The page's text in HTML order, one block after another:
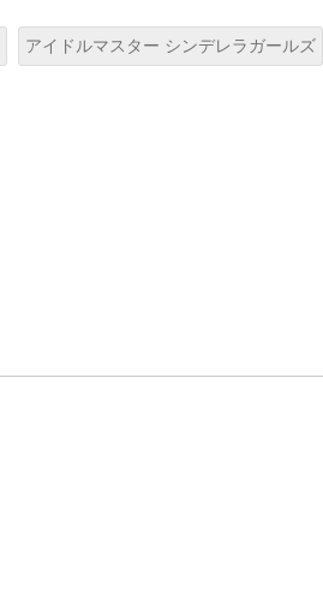
アイドルマスター シンデレラガールズ